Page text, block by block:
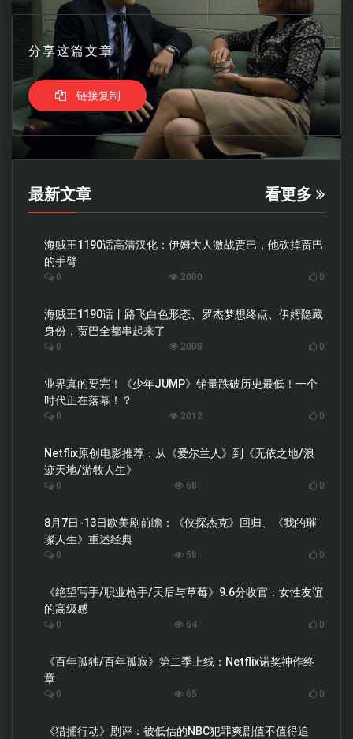
分享这篇文章
链接复制
最新文章 看更多
海贼王1190话高清汉化：伊姆大人激战贾巴，他砍掉贾巴
的手臂
0 2000 0
海贼王1190话丨路飞白色形态、罗杰梦想终点、伊姆隐藏
身份，贾巴全都串起来了
0 2008 0
业界真的要完！《少年JUMP》销量跌破历史最低！一个
时代正在落幕！？
0 2012 0
Netflix原创电影推荐：从《爱尔兰人》到《无依之地/浪
迹天地/游牧人生》
0 58 0
8月7日-13日欧美剧前瞻：《侠探杰克》回归、《我的璀
璨人生》重述经典
0 58 0
《绝望写手/职业枪手/天后与草莓》9.6分收官：女性友谊
的高级感
0 54 0
《百年孤独/百年孤寂》第二季上线：Netflix诺奖神作终
章
0 65 0
《猎捕行动》剧评：被低估的NBC犯罪爽剧值不值得追